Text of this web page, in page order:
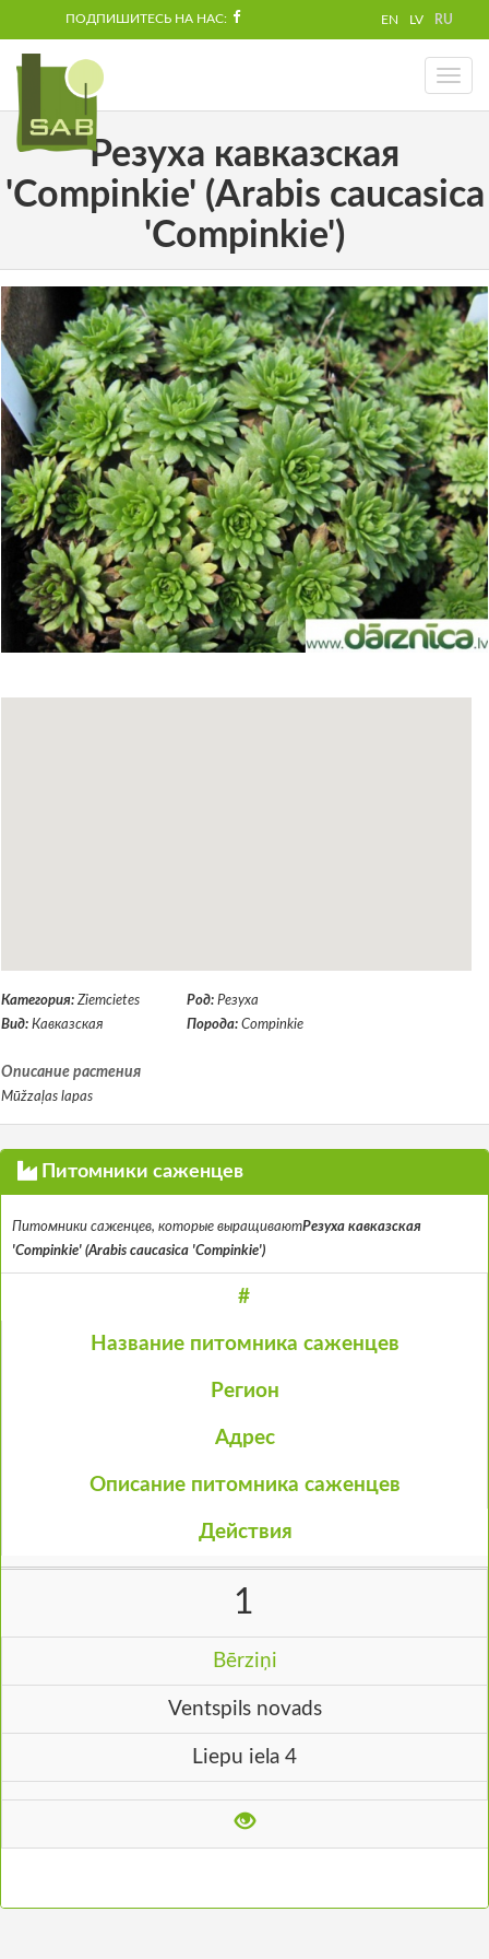
ПОДПИШИТЕСЬ НА НАС: EN LV RU
Toggle
Резуха кавказская
'Compinkie' (Arabis caucasica
'Compinkie')
Категория: Ziemcietes Род: Резуха
Вид: Кавказская Порода: Compinkie
Описание растения
Mūžzaļas lapas
Питомники саженцев
Питомники саженцев, которые выращиваютРезуха кавказская
'Compinkie' (Arabis caucasica 'Compinkie')
#
Название питомника саженцев
Регион
Адрес
Описание питомника саженцев
Действия
1
Bērziņi
Ventspils novads
Liepu iela 4